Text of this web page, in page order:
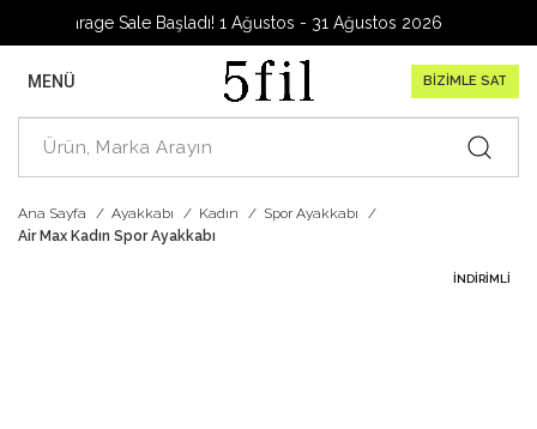
Garage Sale Başladı! 1 Ağustos - 31 Ağustos 2026
MENÜ BİZİMLE SAT
Ana Sayfa Ayakkabı Kadın
Spor Ayakkabı
Air Max Kadın Spor Ayakkabı
İNDIRIMLI